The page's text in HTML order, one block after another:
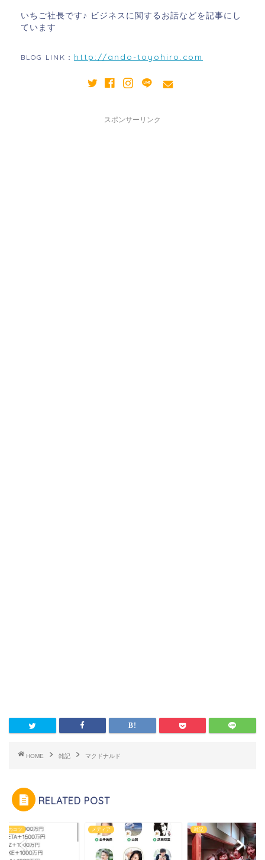
いちご社長です♪ ビジネスに関するお話などを記事にし
ています
BLOG LINK： http://ando-toyohiro.com
スポンサーリンク
HOME 雑記 マクドナルド
RELATED POST
スのコツ メディア 雑記